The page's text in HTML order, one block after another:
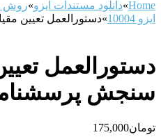
Home
»دانلود مستندات ایزو»روش
ایزو 10004
»دستورالعمل تعیین
دستورالعمل
سنجش
تومان175,000